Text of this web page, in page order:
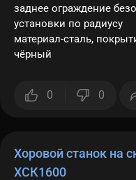
заднее ограждение
установки по радиусу
материал-сталь,
чёрный
0 0
Хоровой станок на
ХСК1600